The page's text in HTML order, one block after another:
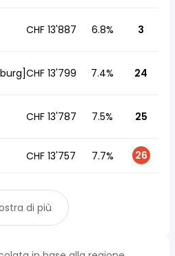
CHF 13'887 6.8% 3
CHF 13'799 7.4% 24
CHF 13'787 7.5% 25
CHF 13'757 7.7% 26
di più